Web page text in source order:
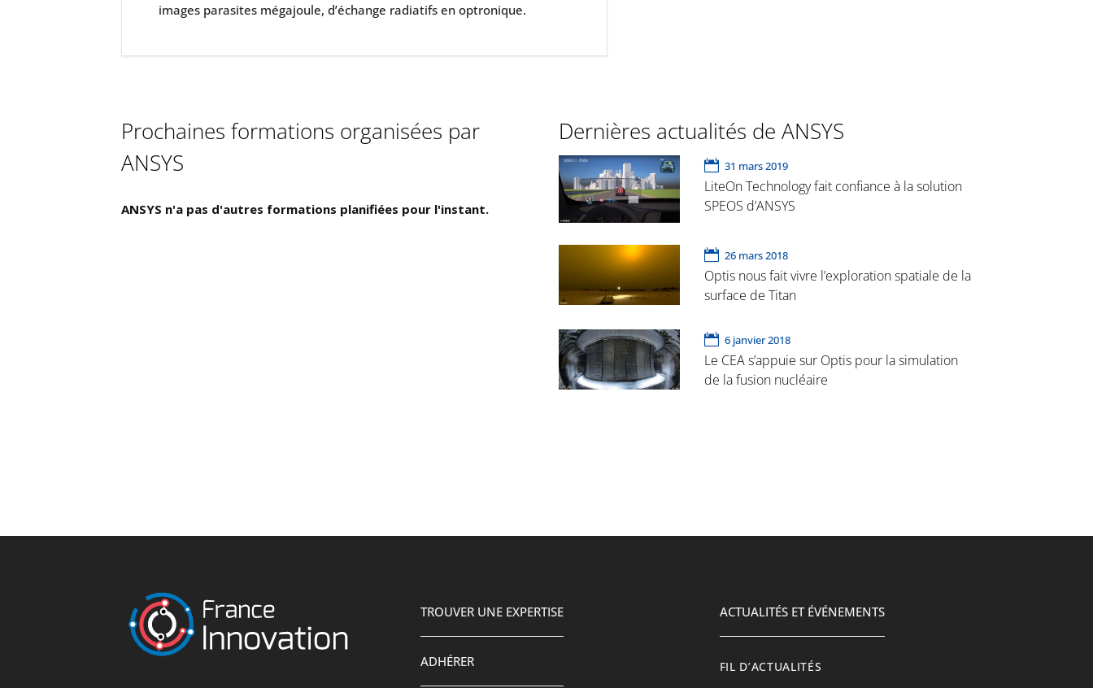
images parasites mégajoule, d’échange radiatifs en optronique.
Prochaines formations organisées par
ANSYS
ANSYS n'a pas d'autres formations planifiées pour l'instant.
Dernières actualités de ANSYS
31 mars 2019
LiteOn Technology fait confiance à la solution
SPEOS d’ANSYS
26 mars 2018
Optis nous fait vivre l’exploration spatiale de la
surface de Titan
6 janvier 2018
Le CEA s’appuie sur Optis pour la simulation
de la fusion nucléaire
TROUVER UNE EXPERTISE
ADHÉRER
ACTUALITÉS ET ÉVÉNEMENTS
FIL D’ACTUALITÉS